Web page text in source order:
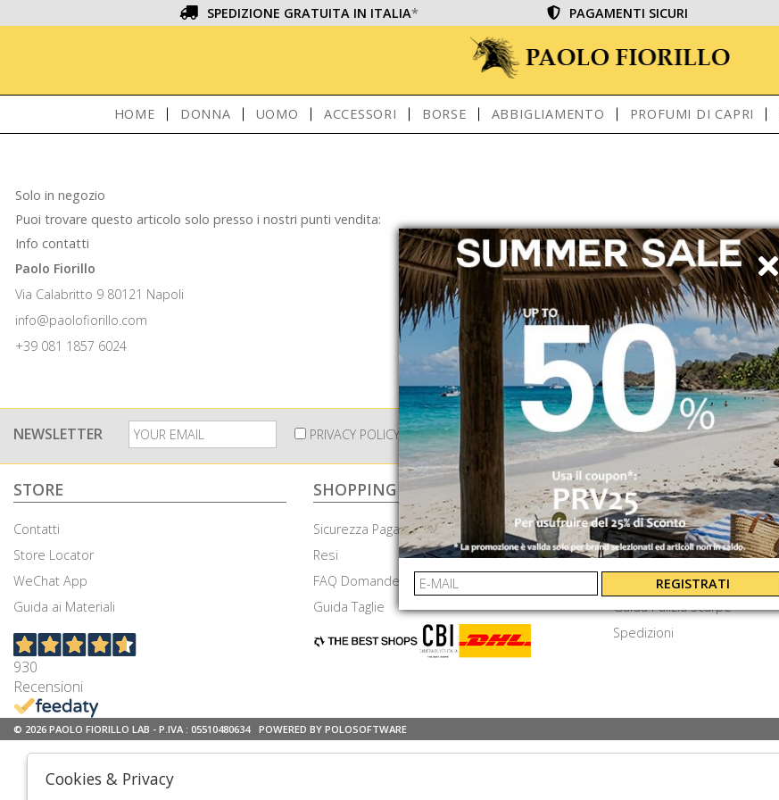
SPEDIZIONE GRATUITA IN ITALIA* PAGAMENTI SICURI
HOME DONNA UOMO ACCESSORI BORSE ABBIGLIAMENTO PROFUMI DI CAPRI
Solo in negozio
Puoi trovare questo articolo solo presso i nostri punti vendita:
Info contatti
Paolo Fiorillo
Via Calabritto 9 80121 Napoli
info@paolofiorillo.com
+39 081 1857 6024
NEWSLETTER PRIVACY POLICY INVIA ⟩
STORE
Contatti
Store Locator
WeChat App
Guida ai Materiali
930
Recensioni
SHOPPING
Sicurezza Pagamenti
Resi
FAQ Domande Frequenti
Guida Taglie
EXTRA
Cookie e privacy
Termini e Condizioni
Lavora Con Noi
Guida Pulizia Scarpe
Spedizioni
© 2026 PAOLO FIORILLO LAB - P.IVA : 05510480634 POWERED BY POLOSOFTWARE
REGISTRATI
Cookies & Privacy